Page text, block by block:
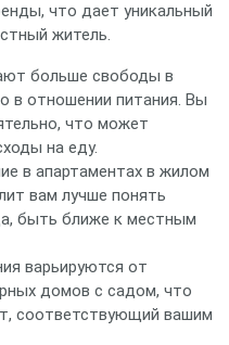
что дает уникальный
житель.
больше свободы в
в отношении питания. Вы
что может
на еду.
в апартаментах в жилом
вам лучше понять
быть ближе к местным
варьируются от
домов с садом, что
соответствующий вашим